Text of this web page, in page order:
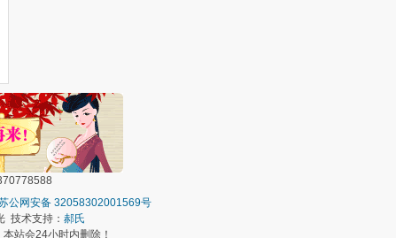
公网安备 32058302001569号
技术支持： 郝氏
站会24小时内删除！